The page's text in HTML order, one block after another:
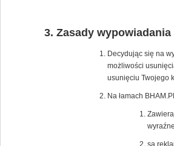
Zasady
Decydując się na
możliwości
usunięciu Twojego
Na łamach